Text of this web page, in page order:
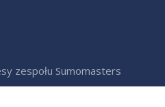
zespołu Sumomasters